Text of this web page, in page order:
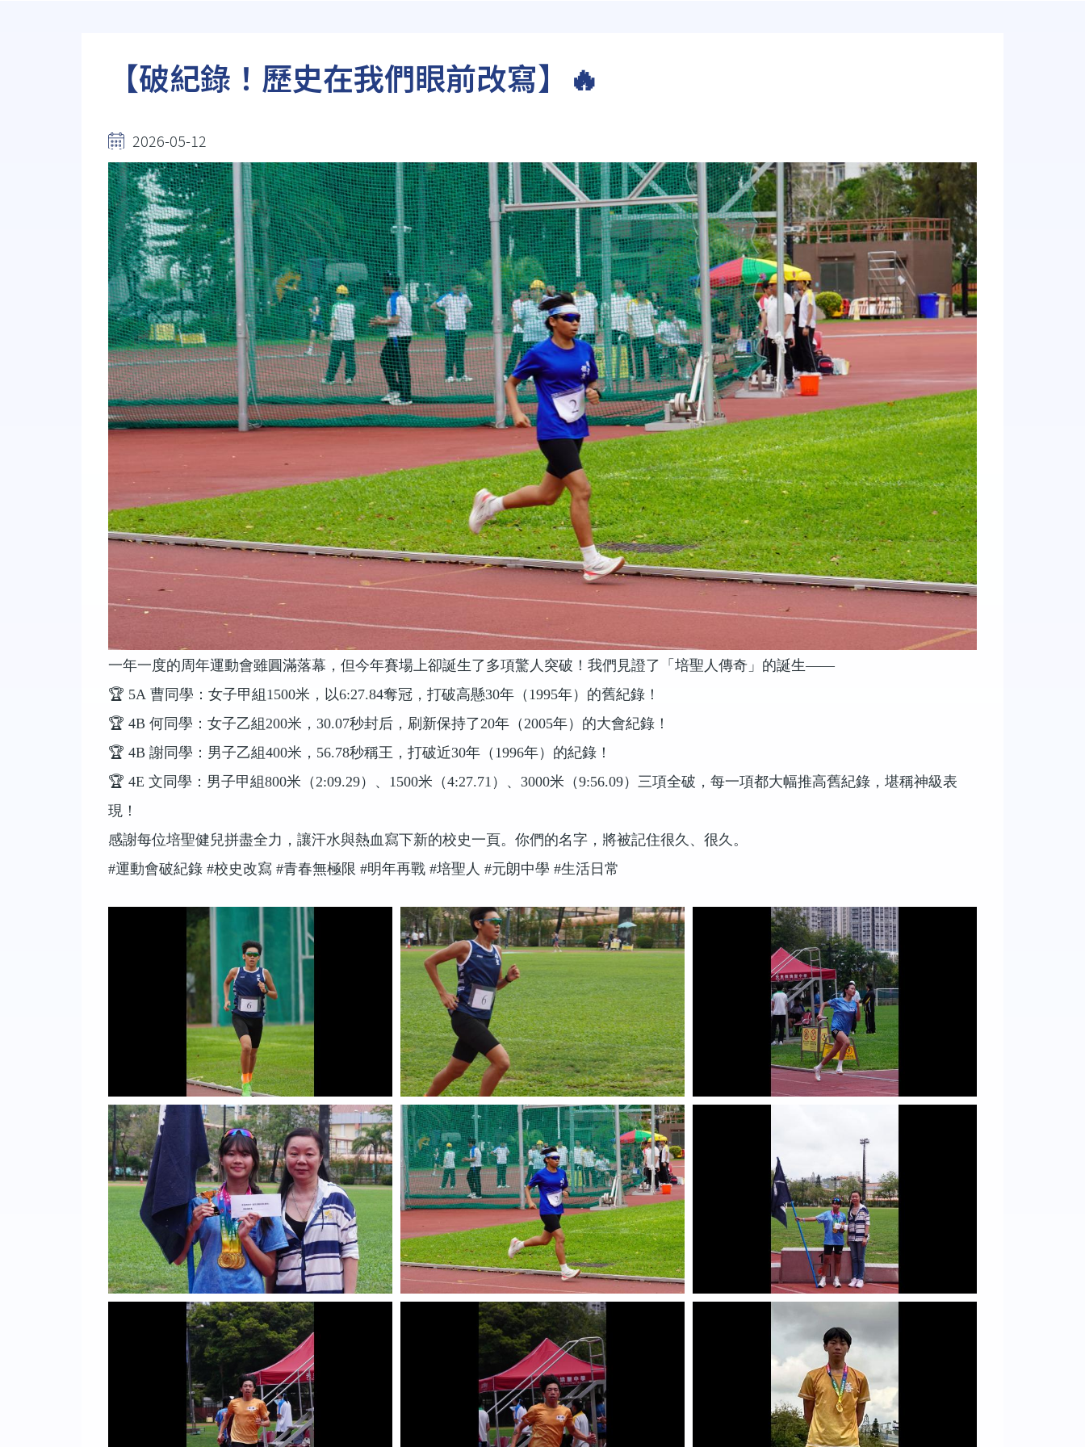
【破紀錄！歷史在我們眼前改寫】🔥
2026-05-12
一年一度的周年運動會雖圓滿落幕，但今年賽場上卻誕生了多項驚人突破！我們見證了「培聖人傳奇 」 的誕生——
🏆 5A曹同學：女子甲組 1500米，以6:27.84奪冠，打破高懸30年（ 1995年）的舊紀錄！
🏆 4B何同學：女子乙組200米，30.07秒封后，刷新保持了20年（2005年）的大會紀錄！
🏆 4B謝同學：男子乙組400米， 56.78秒稱王，打破近30年（ 1996年）的紀錄！
🏆 4E文同學：男子甲組800米（2:09.29）、 1500米（4:27.71 ）、3000米（9:56.09）三項全破，每一項都大幅推高舊紀錄，堪稱神級表
現！
感謝每位培聖健兒拼盡全力，讓汗水與熱血寫下新的校史一頁。你們的名字，將被記住很久、很久。
#運動會破紀錄 #校史改寫 #青春無極限 #明年再戰#培聖人 #元朗中學 #生活日常